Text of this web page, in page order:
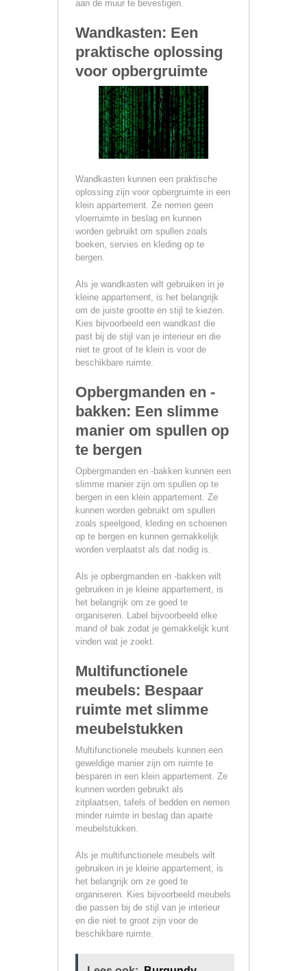
aan de muur te bevestigen.
Wandkasten: Een
praktische oplossing
voor opbergruimte
Wandkasten kunnen een praktische
oplossing zijn voor opbergruimte in een
klein appartement. Ze nemen geen
vloerruimte in beslag en kunnen
worden gebruikt om spullen zoals
boeken, servies en kleding op te
bergen.
Als je wandkasten wilt gebruiken in je
kleine appartement, is het belangrijk
om de juiste grootte en stijl te kiezen.
Kies bijvoorbeeld een wandkast die
past bij de stijl van je interieur en die
niet te groot of te klein is voor de
beschikbare ruimte.
Opbergmanden en -
bakken: Een slimme
manier om spullen op
te bergen
Opbergmanden en -bakken kunnen een
slimme manier zijn om spullen op te
bergen in een klein appartement. Ze
kunnen worden gebruikt om spullen
zoals speelgoed, kleding en schoenen
op te bergen en kunnen gemakkelijk
worden verplaatst als dat nodig is.
Als je opbergmanden en -bakken wilt
gebruiken in je kleine appartement, is
het belangrijk om ze goed te
organiseren. Label bijvoorbeeld elke
mand of bak zodat je gemakkelijk kunt
vinden wat je zoekt.
Multifunctionele
meubels: Bespaar
ruimte met slimme
meubelstukken
Multifunctionele meubels kunnen een
geweldige manier zijn om ruimte te
besparen in een klein appartement. Ze
kunnen worden gebruikt als
zitplaatsen, tafels of bedden en nemen
minder ruimte in beslag dan aparte
meubelstukken.
Als je multifunctionele meubels wilt
gebruiken in je kleine appartement, is
het belangrijk om ze goed te
organiseren. Kies bijvoorbeeld meubels
die passen bij de stijl van je interieur
en die niet te groot zijn voor de
beschikbare ruimte.